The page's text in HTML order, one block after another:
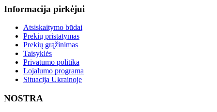
Informacija pirkėjui
Atsiskaitymo būdai
Prekių pristatymas
Prekių grąžinimas
Taisyklės
Privatumo politika
Lojalumo programa
Situacija Ukrainoje
NOSTRA